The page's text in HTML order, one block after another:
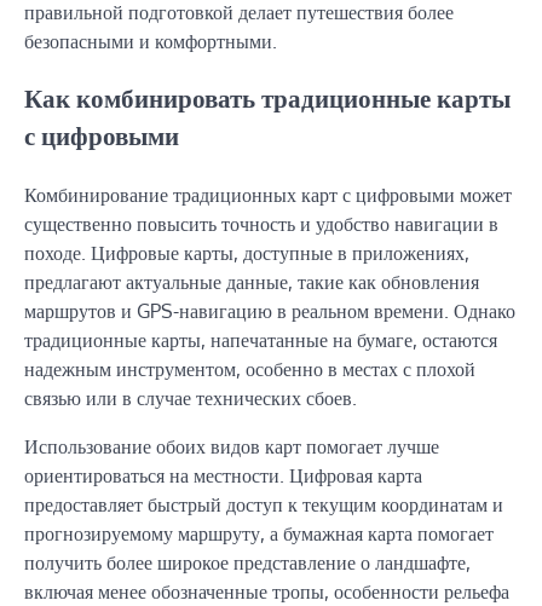
правильной подготовкой делает путешествия более
безопасными и комфортными.
Как комбинировать традиционные карты
с цифровыми
Комбинирование традиционных карт с цифровыми может
существенно повысить точность и удобство навигации в
походе. Цифровые карты, доступные в приложениях,
предлагают актуальные данные, такие как обновления
маршрутов и GPS-навигацию в реальном времени. Однако
традиционные карты, напечатанные на бумаге, остаются
надежным инструментом, особенно в местах с плохой
связью или в случае технических сбоев.
Использование обоих видов карт помогает лучше
ориентироваться на местности. Цифровая карта
предоставляет быстрый доступ к текущим координатам и
прогнозируемому маршруту, а бумажная карта помогает
получить более широкое представление о ландшафте,
включая менее обозначенные тропы, особенности рельефа